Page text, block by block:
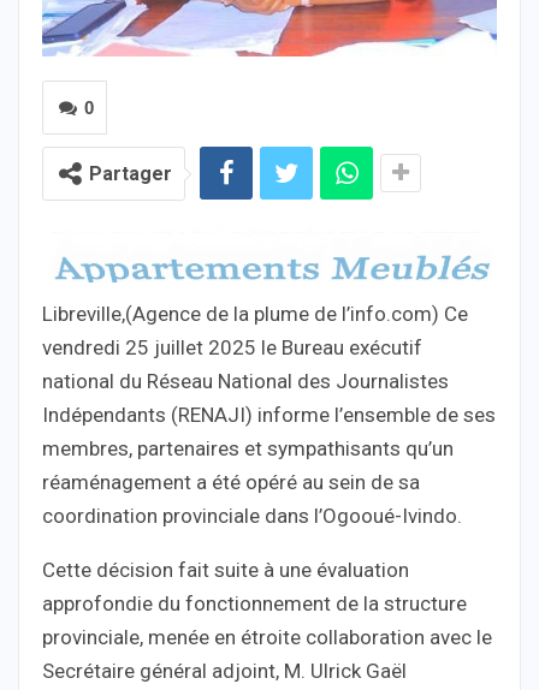
0
Partager
Libreville,(Agence de la plume de l’info.com) Ce
vendredi 25 juillet 2025 le Bureau exécutif
national du Réseau National des Journalistes
Indépendants (RENAJI) informe l’ensemble de ses
membres, partenaires et sympathisants qu’un
réaménagement a été opéré au sein de sa
coordination provinciale dans l’Ogooué-Ivindo.
Cette décision fait suite à une évaluation
approfondie du fonctionnement de la structure
provinciale, menée en étroite collaboration avec le
Secrétaire général adjoint, M. Ulrick Gaël